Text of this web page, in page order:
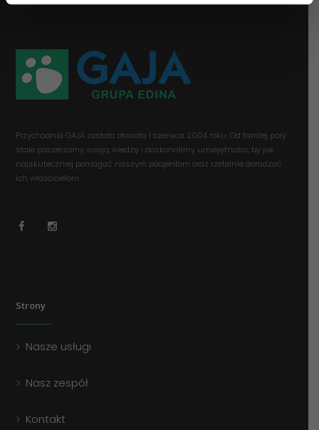
Przychodnia GAJA została otwarta 1 czerwca 2004 roku. Od tamtej pory
stale poszerzamy swoją wiedzę i doskonalimy umiejętności, by jak
najskuteczniej pomagać naszym pacjentom oraz rzetelnie doradzać
ich właścicielom.
Strony
Nasze usługi
Nasz zespół
Kontakt